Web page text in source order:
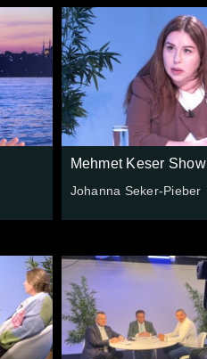
Mehmet Keser Show
Johanna Seker-Pieber